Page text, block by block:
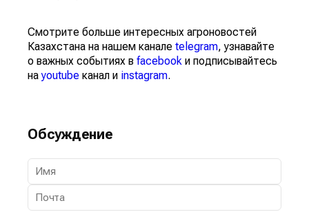
Смотрите больше интересных агроновостей
Казахстана на нашем канале telegram, узнавайте
о важных событиях в facebook и подписывайтесь
наyoutube канал и instagram.
Обсуждение